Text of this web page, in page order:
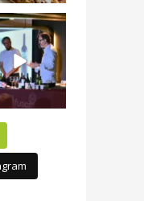
noche única
España y...
10 0